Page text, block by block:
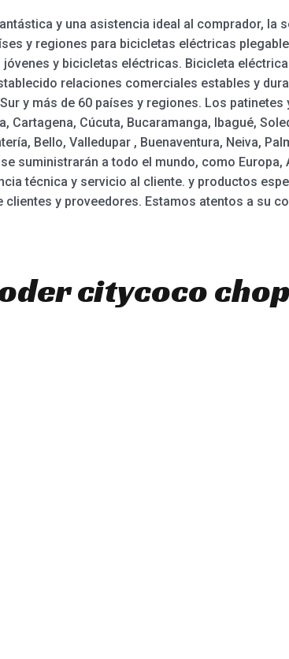
y una asistencia ideal al comprador, la
y regiones para bicicletas eléctricas
y bicicletas eléctricas. Bicicleta
relaciones comerciales estables y
y más de 60 países y regiones. Los
Cúcuta, Bucaramanga, Ibagué,
Bello, Valledupar , Buenaventura, Neiva,
suministrarán a todo el mundo, como Europa,
técnica y servicio al cliente. y productos
y proveedores. Estamos atentos a su
citycoco